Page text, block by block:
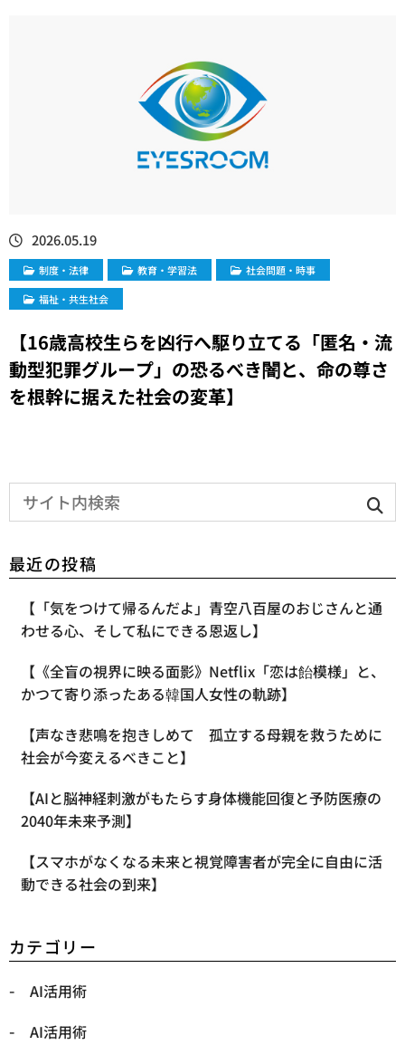
2026.05.19
制度・法律 教育・学習法
社会問題・時事
福祉・共生社会
【16歳高校生らを凶行へ駆り立てる「匿名・流
動型犯罪グループ」の恐るべき闇と、命の尊さ
を根幹に据えた社会の変革】
最近の投稿
【「気をつけて帰るんだよ」青空八百屋のおじさんと通
わせる心、そして私にできる恩返し】
【《全盲の視界に映る面影》Netflix「恋は飴模様」と、
かつて寄り添ったある韓国人女性の軌跡】
【声なき悲鳴を抱きしめて 孤立する母親を救うために
社会が今変えるべきこと】
【AIと脳神経刺激がもたらす身体機能回復と予防医療の
2040年未来予測】
【スマホがなくなる未来と視覚障害者が完全に自由に活
動できる社会の到来】
カテゴリー
AI活用術
AI活用術